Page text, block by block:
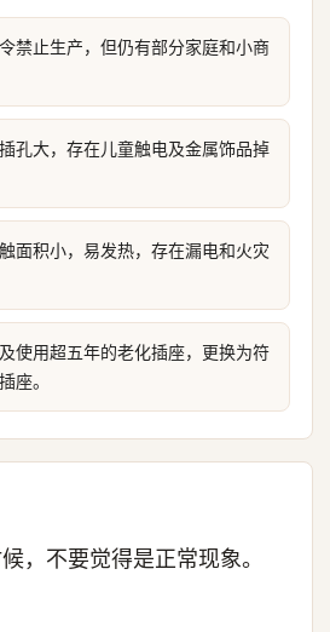
禁止生产，但仍有部分家庭和小商
孔大，存在儿童触电及金属饰品掉
面积小，易发热，存在漏电和火灾
使用超五年的老化插座，更换为符
座。
，不要觉得是正常现象。